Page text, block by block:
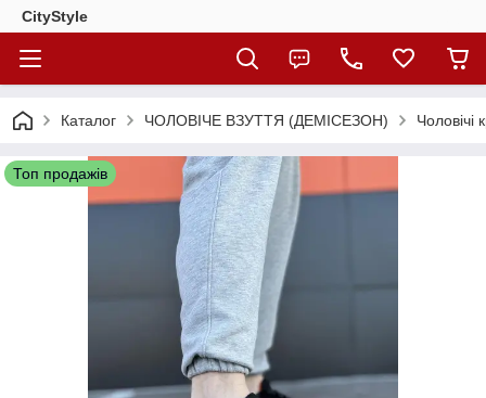
CityStylе
Каталог ЧОЛОВІЧЕ ВЗУТТЯ (ДЕМІСЕЗОН) Чоловічі
Топ продажів